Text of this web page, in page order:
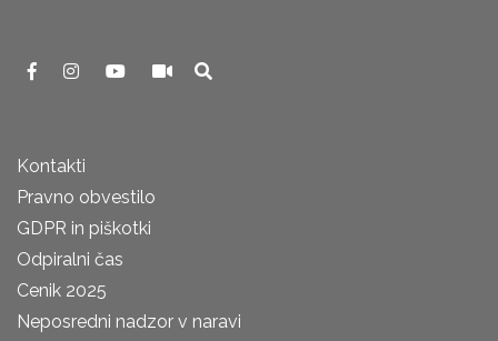
Kontakti
Pravno obvestilo
GDPR in piškotki
Odpiralni čas
Cenik 2025
Neposredni nadzor v naravi